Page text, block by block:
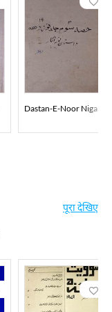
Dastan-E-Noor Nigar
पूरा देखिए